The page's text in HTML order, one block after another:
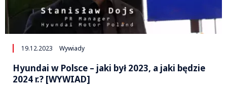
19.12.2023 Wywiady
Hyundai w Polsce – jaki był 2023, a jaki będzie
2024 r.? [WYWIAD]